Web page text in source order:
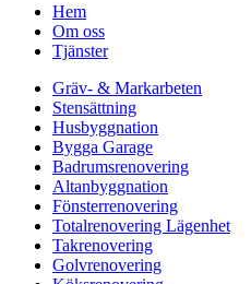
Hem
Om oss
Tjänster
Gräv- & Markarbeten
Stensättning
Husbyggnation
Bygga Garage
Badrumsrenovering
Altanbyggnation
Fönsterrenovering
Totalrenovering Lägenhet
Takrenovering
Golvrenovering